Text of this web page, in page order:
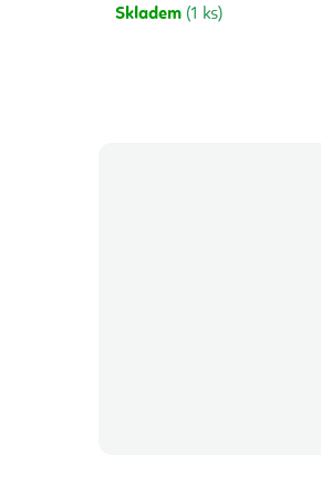
Skladem (1 ks)